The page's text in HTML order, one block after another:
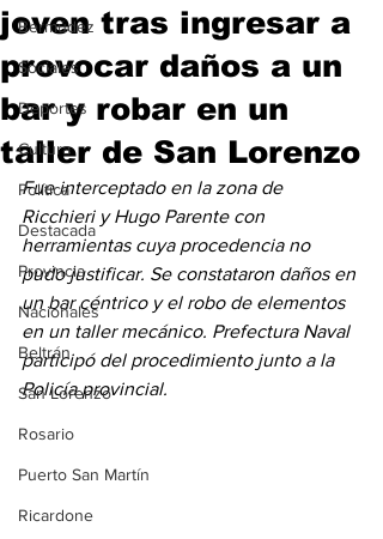
Bermúdez
Sociales
Deportes
Cultura
Política
Destacada
Provincia
Nacionales
Beltrán
San Lorenzo
Rosario
Puerto San Martín
Ricardone
joven tras ingresar a
provocar daños a un
bar y robar en un
taller de San Lorenzo
Fue interceptado en la zona de
Ricchieri y Hugo Parente con
herramientas cuya procedencia no
pudo justificar. Se constataron daños en
un bar céntrico y el robo de elementos
en un taller mecánico. Prefectura Naval
participó del procedimiento junto a la
Policía provincial.